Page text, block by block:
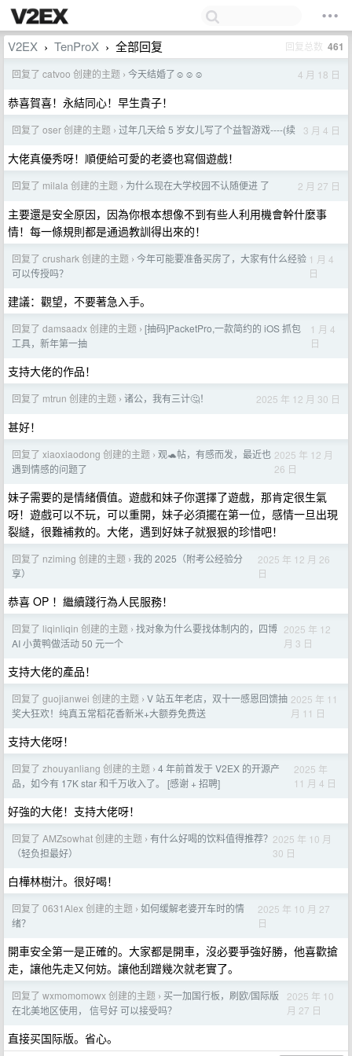
V2EX › TenProX › 全部回复 回复总数 461
回复了 catvoo 创建的主题 › 今天结婚了☺️☺️☺️ 4 月 18 日
恭喜賀喜！永結同心！早生貴子！
回复了 oser 创建的主题 › 过年几天给 5 岁女儿写了个益智游戏----(续 3 月 4 日
大佬真優秀呀！順便給可愛的老婆也寫個遊戲！
回复了 milala 创建的主题 › 为什么现在大学校园不认随便进 了 2 月 27 日
主要還是安全原因，因為你根本想像不到有些人利用機會幹什麼事
情！每一條規則都是通過教訓得出來的！
回复了 crushark 创建的主题 › 今年可能要准备买房了，大家有什么经验
可以传授吗？
1 月 4
日
建議：觀望，不要著急入手。
回复了 damsaadx 创建的主题 › [抽码]PacketPro,一款简约的 iOS 抓包
工具，新年第一抽
1 月 4
日
支持大佬的作品！
回复了 mtrun 创建的主题 › 诸公，我有三计🤔！ 2025 年 12 月 30 日
甚好！
回复了 xiaoxiaodong 创建的主题 › 观🐢帖，有感而发，最近也
遇到情感的问题了
2025 年 12 月
26 日
妹子需要的是情緒價值。遊戲和妹子你選擇了遊戲，那肯定很生氣
呀！遊戲可以不玩，可以重開，妹子必須擺在第一位，感情一旦出現
裂縫，很難補救的。大佬，遇到好妹子就狠狠的珍惜吧！
回复了 nziming 创建的主题 › 我的 2025（附考公经验分
享）
2025 年 12 月 26
日
恭喜 OP ！繼續踐行為人民服務！
回复了 liqinliqin 创建的主题 › 找对象为什么要找体制内的，四博
AI 小黄鸭做活动 50 元一个
2025 年 12
月 3 日
支持大佬的產品！
回复了 guojianwei 创建的主题 › V 站五年老店，双十一感恩回馈抽
奖大狂欢！纯真五常稻花香新米+大额券免费送
2025 年 11
月 11 日
支持大佬呀！
回复了 zhouyanliang 创建的主题 › 4 年前首发于 V2EX 的开源产
品，如今有 17K star 和千万收入了。 [感谢 + 招聘]
2025 年
11 月 4 日
好強的大佬！支持大佬呀！
回复了 AMZsowhat 创建的主题 › 有什么好喝的饮料值得推荐？
（轻负担最好）
2025 年 10 月
30 日
白樺林樹汁。很好喝！
回复了 0631Alex 创建的主题 › 如何缓解老婆开车时的情
绪？
2025 年 10 月 27
日
開車安全第一是正確的。大家都是開車，沒必要爭強好勝，他喜歡搶
走，讓他先走又何妨。讓他刮蹭幾次就老實了。
回复了 wxmomomowx 创建的主题 › 买一加国行板，刷欧/国际版
在北美地区使用， 信号好 可以接受吗？
2025 年 10
月 27 日
直接买国际版。省心。